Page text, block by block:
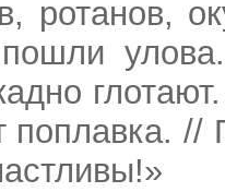
ротанов,
//